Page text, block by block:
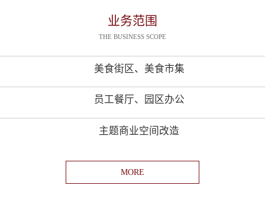
业务范围
THE BUSINESS SCOPE
美食街区、美食市集
员工餐厅、园区办公
主题商业空间改造
MORE